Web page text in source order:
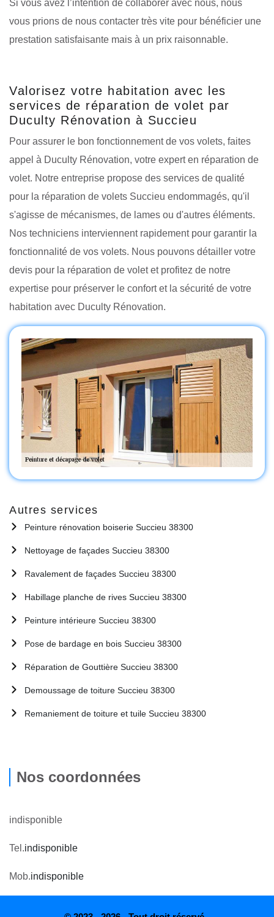
Si vous avez l’intention de collaborer avec nous, nous
vous prions de nous contacter très vite pour bénéficier une
prestation satisfaisante mais à un prix raisonnable.
Valorisez votre habitation avec les
services de réparation de volet par
Duculty Rénovation à Succieu
Pour assurer le bon fonctionnement de vos volets, faites
appel à Duculty Rénovation, votre expert en réparation de
volet. Notre entreprise propose des services de qualité
pour la réparation de volets Succieu endommagés, qu'il
s'agisse de mécanismes, de lames ou d'autres éléments.
Nos techniciens interviennent rapidement pour garantir la
fonctionnalité de vos volets. Nous pouvons détailler votre
devis pour la réparation de volet et profitez de notre
expertise pour préserver le confort et la sécurité de votre
habitation avec Duculty Rénovation.
Autres services
Peinture rénovation boiserie Succieu 38300
Nettoyage de façades Succieu 38300
Ravalement de façades Succieu 38300
Habillage planche de rives Succieu 38300
Peinture intérieure Succieu 38300
Pose de bardage en bois Succieu 38300
Réparation de Gouttière Succieu 38300
Demoussage de toiture Succieu 38300
Remaniement de toiture et tuile Succieu 38300
Nos coordonnées
indisponible
Tel.indisponible
Mob.indisponible